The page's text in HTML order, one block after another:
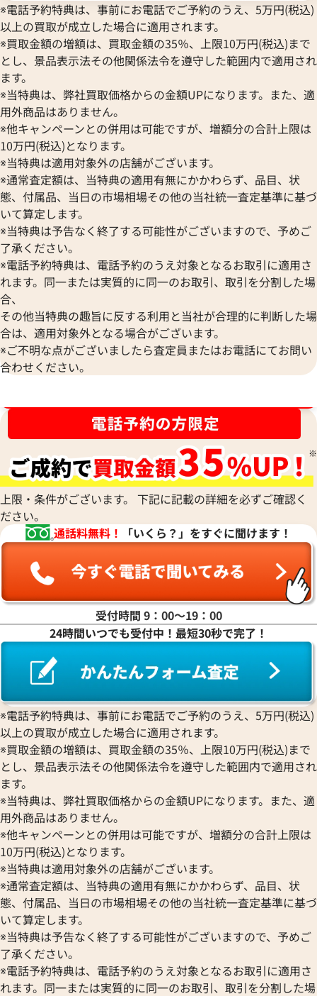
シャネル ライダース ジャケット
参考買取価格
ASK
※電話予約特典は、事前にお電話でご予約のうえ、5万円(税込)
以上の買取が成立した場合に適用されます。
※買取金額の増額は、買取金額の35％、上限10万円(税込)まで
とし、景品表示法その他関係法令を遵守した範囲内で適用され
ます。
※当特典は、弊社買取価格からの金額UPになります。また、適
用外商品はありません。
※他キャンペーンとの併用は可能ですが、増額分の合計上限は
10万円(税込)となります。
※当特典は適用対象外の店舗がございます。
※通常査定額は、当特典の適用有無にかかわらず、品目、状
態、付属品、当日の市場相場その他の当社統一査定基準に基づ
いて算定します。
※当特典は予告なく終了する可能性がございますので、予めご
了承ください。
※電話予約特典は、電話予約のうえ対象となるお取引に適用さ
れます。同一または実質的に同一のお取引、取引を分割した場
合、
その他当特典の趣旨に反する利用と当社が合理的に判断した場
合は、適用対象外となる場合がございます。
※ご不明な点がございましたら査定員またはお電話にてお問い
合わせください。
上限・条件がございます。 下記に記載の詳細を必ずご確認く
ださい。
通話料無料！
「いくら？」をすぐに聞けます！
受付時間 9：00〜19：00
24時間いつでも受付中！最短30秒で完了！
※電話予約特典は、事前にお電話でご予約のうえ、5万円(税込)
以上の買取が成立した場合に適用されます。
※買取金額の増額は、買取金額の35％、上限10万円(税込)まで
とし、景品表示法その他関係法令を遵守した範囲内で適用され
ます。
※当特典は、弊社買取価格からの金額UPになります。また、適
用外商品はありません。
※他キャンペーンとの併用は可能ですが、増額分の合計上限は
10万円(税込)となります。
※当特典は適用対象外の店舗がございます。
※通常査定額は、当特典の適用有無にかかわらず、品目、状
態、付属品、当日の市場相場その他の当社統一査定基準に基づ
いて算定します。
※当特典は予告なく終了する可能性がございますので、予めご
了承ください。
※電話予約特典は、電話予約のうえ対象となるお取引に適用さ
れます。同一または実質的に同一のお取引、取引を分割した場